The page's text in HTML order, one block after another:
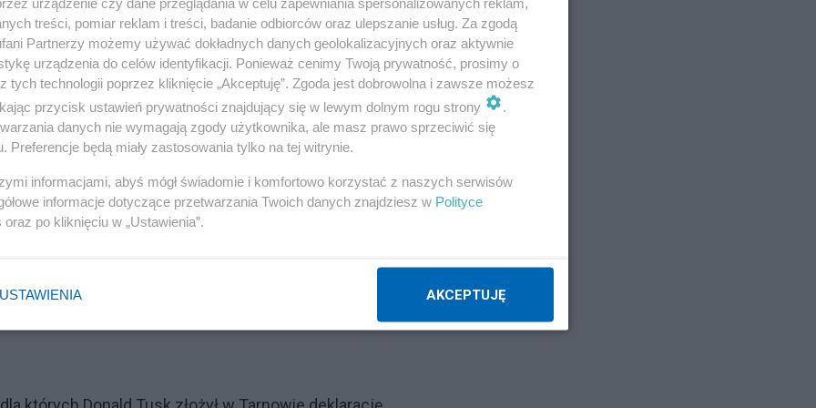
Reklama
argumentację, żeby tylko PiS nie rządziło – stwierdził
elektoratem rośnie niezadowolenie w związku z
Donalda Tuska ukazał się sondaż dla RMF-u i dla
Service. – Wyobraźcie sobie państwo, że 52 proc.
też uznaje za porażkę fakt niezrealizowania obietnic
treści, pomiar reklam i treści, badanie odbiorców oraz ulepszanie usług. Za zgodą
Partnerzy możemy używać dokładnych danych geolokalizacyjnych oraz aktywnie
urządzenia do celów identyfikacji. Ponieważ cenimy Twoją prywatność, prosimy o
tych technologii poprzez kliknięcie „Akceptuję”. Zgoda jest dobrowolna i zawsze możesz
przycisk ustawień prywatności znajdujący się w lewym dolnym rogu strony
.
danych nie wymagają zgody użytkownika, ale masz prawo sprzeciwić się
Preferencje będą miały zastosowania tylko na tej witrynie.
informacjami, abyś mógł świadomie i komfortowo korzystać z naszych serwisów
informacje dotyczące przetwarzania Twoich danych znajdziesz w Polityce
oraz po kliknięciu w „Ustawienia”.
USTAWIENIA AKCEPTUJĘ